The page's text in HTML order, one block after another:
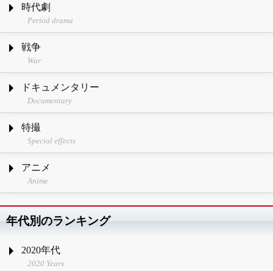
時代劇
Period drama
戦争
War
ドキュメンタリー
Documentary
特撮
Special effects
アニメ
Anime
年代別のランキング
2020年代
2020 Years